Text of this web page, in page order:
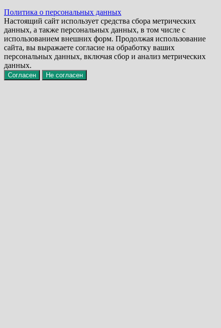
Политика о персональных данных
Настоящий сайт использует средства сбора метрических
данных, а также персональных данных, в том числе с
использованием внешних форм. Продолжая использование
сайта, вы выражаете согласие на обработку ваших
персональных данных, включая сбор и анализ метрических
данных.
Согласен Не согласен